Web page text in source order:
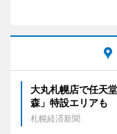
大丸札幌店で任天
森」特設エリアも
札幌経済新聞